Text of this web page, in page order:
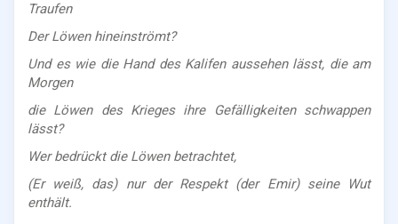
Traufen
Der Löwen hineinströmt?
Und es wie die Hand des Kalifen aussehen lässt, die am
Morgen
die Löwen des Krieges ihre Gefälligkeiten schwappen
lässt?
Wer bedrückt die Löwen betrachtet,
(Er weiß, das) nur der Respekt (der Emir) seine Wut
enthält.